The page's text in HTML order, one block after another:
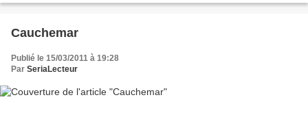
Cauchemar
Publié le 15/03/2011 à 19:28
Par SeriaLecteur